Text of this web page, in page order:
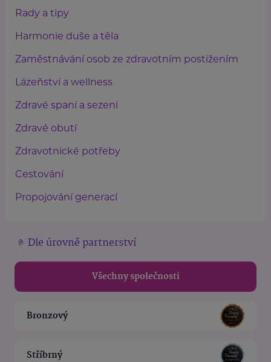
Rady a tipy
Harmonie duše a těla
Zaměstnávání osob ze zdravotním postižením
Lázeňství a wellness
Zdravé spaní a sezení
Zdravé obutí
Zdravotnické potřeby
Cestování
Propojování generací
Dle úrovně partnerství
Všechny společnosti
Bronzový
Stříbrný